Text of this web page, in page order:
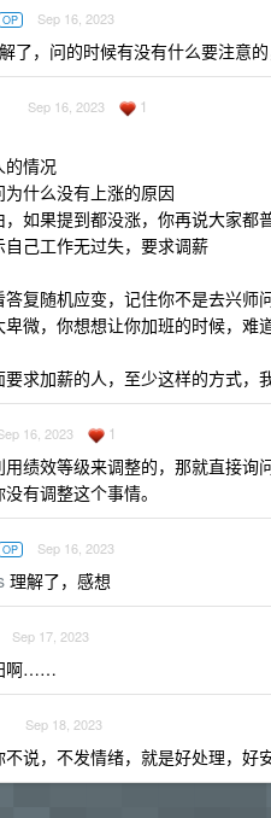
OP Sep 16, 2023
了，问的时候有没有什么要注意
Sep 16, 2023 1
的情况
什么没有上涨的原因
，如果提到都没涨，你再说大家都
己工作无过失，要求调薪
复随机应变，记住你不是去兴师
微，你想想让你加班的时候，难
要求加薪的人，至少这样的方式，
16, 2023 1
绩效等级来调整的，那就直接询
有调整这个事情。
OP Sep 16, 2023
理解了，感想
Sep 17, 2023
啊……
Sep 18, 2023
说，不发情绪，就是好处理，好